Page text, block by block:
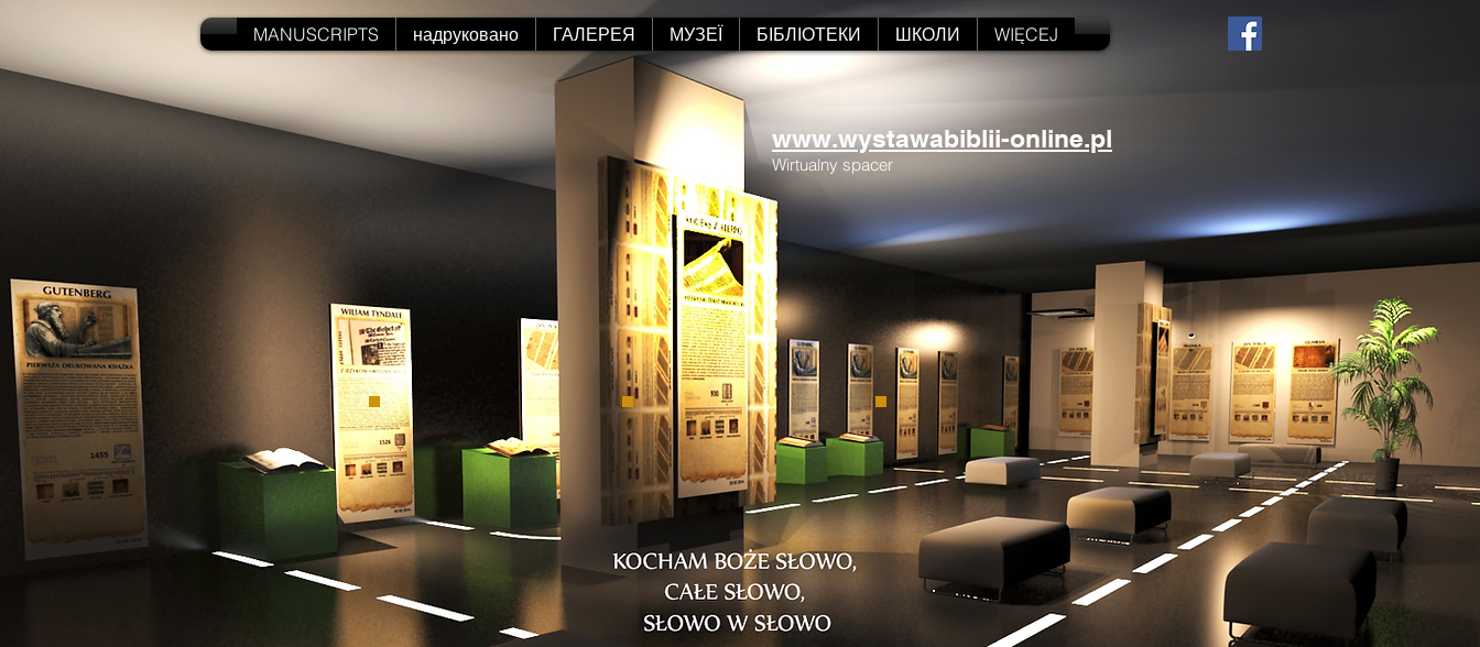
www.wystawabiblii-online.pl
Wirtualny spacer
MANUSCRIPTS надруковано ГАЛЕРЕЯ МУЗЕЇ БІБЛІОТЕКИ ШКОЛИ WIĘCEJ